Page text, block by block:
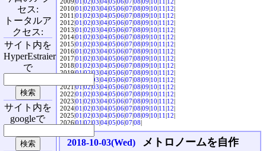
2010|01|02|03|04|05|06|07|08|09|10|11|12|
2011|01|02|03|04|05|06|07|08|09|10|11|12|
2012|01|02|03|04|05|06|07|08|09|10|11|12|
2013|01|02|03|04|05|06|07|08|09|10|11|12|
2014|01|02|03|04|05|06|07|08|09|10|11|12|
2015|01|02|03|04|05|06|07|08|09|10|11|12|
2016|01|02|03|04|05|06|07|08|09|10|11|12|
2017|01|02|03|04|05|06|07|08|09|10|11|12|
2018|01|02|03|04|05|06|07|08|09|10|11|12|
2019|01|02|03|04|05|06|07|08|09|10|11|12|
03|04|05|06|07|08|09|10|11|12|
2021|01|02|03|04|05|06|07|08|09|10|11|12|
2022|01|02|03|04|05|06|07|08|09|10|11|12|
2023|01|02|03|04|05|06|07|08|09|10|11|12|
2024|01|02|03|04|05|06|07|08|09|10|11|12|
2025|01|02|03|04|05|06|07|08|09|10|11|12|
2026|01|02|03|04|05|06|07|08|
2018-10-03(Wed)
メトロノームを自作
セス:
トータルア
クセス:
サイト内を
HyperEstraier
で
サイト内を
googleで